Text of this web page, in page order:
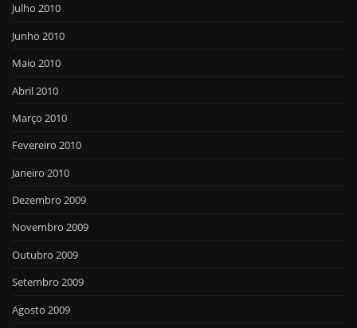
Julho 2010
Junho 2010
Maio 2010
Abril 2010
Março 2010
Fevereiro 2010
Janeiro 2010
Dezembro 2009
Novembro 2009
Outubro 2009
Setembro 2009
Agosto 2009